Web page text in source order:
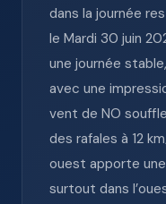
dans la journée
le Mardi 30 juin
une journée
avec une
vent de NO
des rafales à 12
ouest apporte
surtout dans